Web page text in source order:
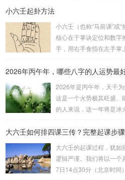
赖关系，可以清晰地通
安紫微星诀（定帝星）
诀：紫微天机星逆行，隔
小六壬起卦方法
小六壬（也称“马前课”或
核心在于掌诀定位和数字
手，用右手食指在左手掌
吉。留连：位于食指指尖
口：位于无名指指尖，
吉：位于无名指根部，
亡：位于中指根部，属土
2026年丙午年，哪些八字的人运势最
2026年是丙午年，天干
这是一个火势极其旺盛、
的人来说，这一年将是
理：吉凶在于平衡与需求
26年丙午，是火力全开的
火”的人，等于得到了天
运势自然一飞冲天。八字
大六壬如何排四课三传？完整起课步
大六壬的起课过程，犹
逻辑严谨。我们将以一
7日14点30分（北京时间